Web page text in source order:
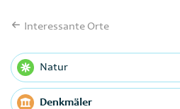
Interessante Orte
Natur
Denkmäler